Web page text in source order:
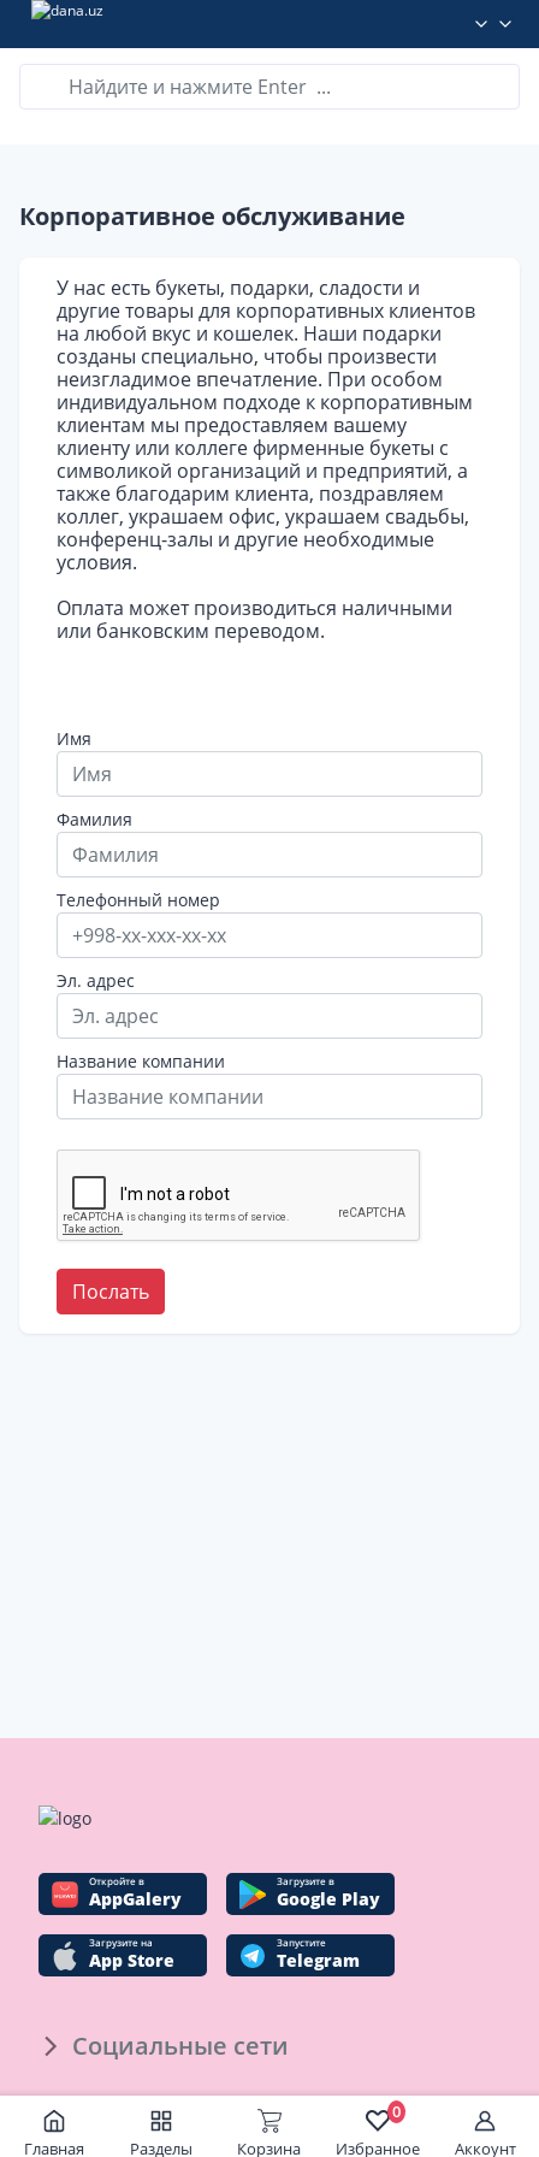
Корпоративное обслуживание
У нас есть букеты, подарки, сладости и
другие товары для корпоративных клиентов
на любой вкус и кошелек. Наши подарки
созданы специально, чтобы произвести
неизгладимое впечатление. При особом
индивидуальном подходе к корпоративным
клиентам мы предоставляем вашему
клиенту или коллеге фирменные букеты с
символикой организаций и предприятий, а
также благодарим клиента, поздравляем
коллег, украшаем офис, украшаем свадьбы,
конференц-залы и другие необходимые
условия.
Оплата может производиться наличными
или банковским переводом.
Имя
Фамилия
Телефонный номер
Эл. адрес
Название компании
Послать
Главная Разделы Корзина Избранное
0
Аккоунт
Oткройте в
AppGalery
Загрузите в
Google Play
Загрузите на
App Store
Запустите
Telegram
Социальные сети
О компании